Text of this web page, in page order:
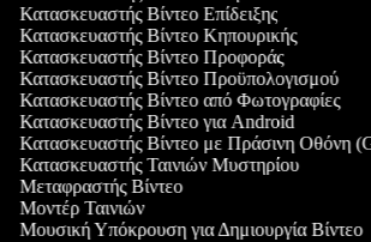
Κατασκευαστής Βίντεο Επίδειξης
Κατασκευαστής Βίντεο Κηπουρικής
Κατασκευαστής Βίντεο Προφοράς
Κατασκευαστής Βίντεο Προϋπολογισμού
Κατασκευαστής Βίντεο από Φωτογραφίες
Κατασκευαστής Βίντεο για Android
Κατασκευαστής Βίντεο με Πράσινη Οθόνη
Κατασκευαστής Ταινιών Μυστηρίου
Μεταφραστής Βίντεο
Μοντέρ Ταινιών
Μουσική Υπόκρουση για Δημιουργία Βίντεο